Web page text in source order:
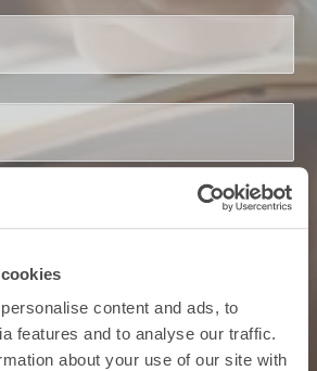
content and ads, to
features and to analyse our traffic.
about your use of our site with